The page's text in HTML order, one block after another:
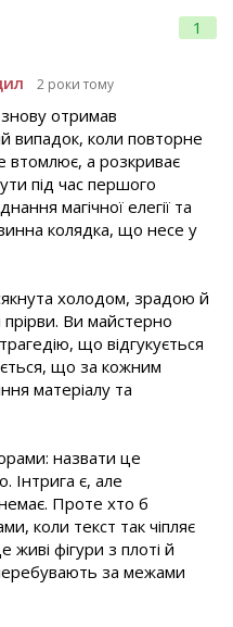
1
2 роки тому
отримав
випадок, коли повторне
втомлює, а розкриває
під час першого
магічної елегії та
колядка, що несе у
холодом, зрадою й
прірви. Ви майстерно
що відгукується
що за кожним
матеріалу та
назвати це
Інтрига є, але
Проте хто б
коли текст так чіпляє
фігури з плоті й
за межами